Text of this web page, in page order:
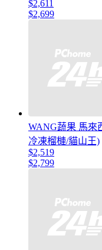
$2,611
$2,699
WANG蔬果 馬來
冷凍榴槤/貓山王)
$2,519
$2,799